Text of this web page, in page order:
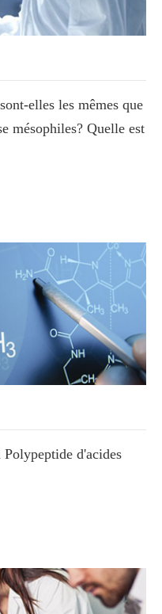
elles les mêmes que
mésophiles? Quelle est
d'acides